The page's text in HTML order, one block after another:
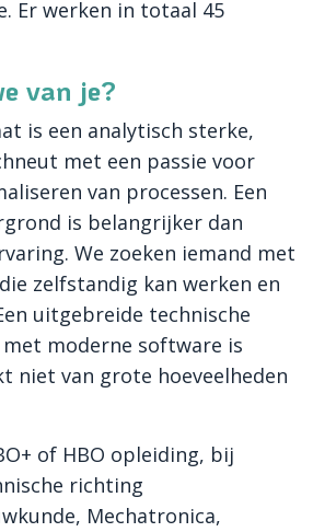
Er werken in totaal 45
van je?
is een analytisch sterke,
met een passie voor
van processen. Een
is belangrijker dan
We zoeken iemand met
zelfstandig kan werken en
uitgebreide technische
moderne software is
niet van grote hoeveelheden
of HBO opleiding, bij
richting
Mechatronica,